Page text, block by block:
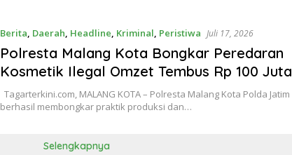
Berita, Daerah, Headline, Kriminal, Peristiwa Juli 17, 2026
Polresta Malang Kota Bongkar Peredaran
Kosmetik Ilegal Omzet Tembus Rp 100 Juta
Tagarterkini.com, MALANG KOTA – Polresta Malang Kota Polda Jatim
berhasil membongkar praktik produksi dan…
Selengkapnya